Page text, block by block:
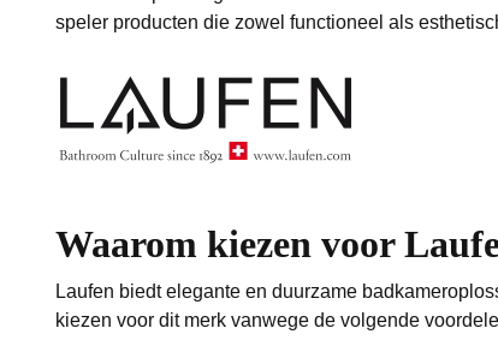
speler producten die zowel functioneel als
Waarom kiezen voor
Laufen biedt elegante en duurzame
kiezen voor dit merk vanwege de volgende